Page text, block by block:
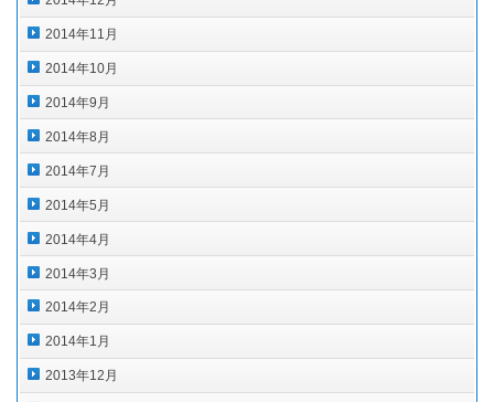
2014年11月
2014年10月
2014年9月
2014年8月
2014年7月
2014年5月
2014年4月
2014年3月
2014年2月
2014年1月
2013年12月